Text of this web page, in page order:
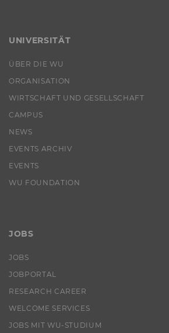
UNIVERSITÄT
ÜBER DIE WU
ORGANISATION
WIRTSCHAFT UND GESELLSCHAFT
CAMPUS
NEWS
EVENTS ARCHIV
EVENTS
WU FOUNDATION
JOBS
JOBS
JOBPORTAL
RESEARCH CAREER
WELCOME SERVICES
JOBS MIT WU-STUDIUM
lidc
aam_uuid
li_mc